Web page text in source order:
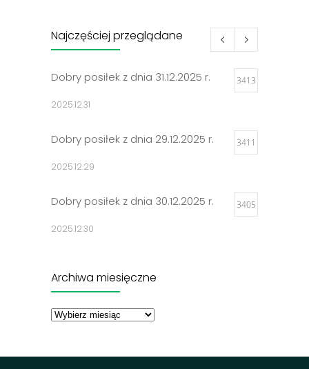
Najczęściej przeglądane
Dobry posiłek z dnia 31.12.2025 r. 3413
2025.12.31
Dobry posiłek z dnia 29.12.2025 r. 3411
2025.12.29
Dobry posiłek z dnia 30.12.2025 r. 3405
2025.12.30
2024.12.27
Dobry posiłek z dnia 23.12.2025 r.
Archiwa miesięczne
miesięczne